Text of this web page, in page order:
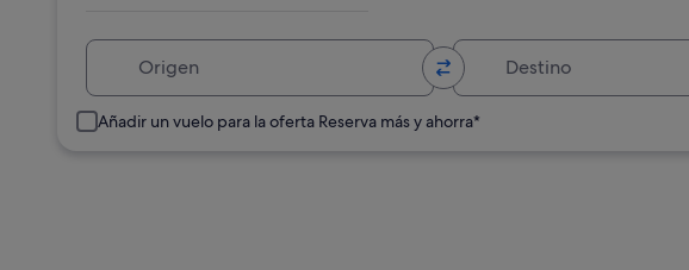
nueva
Añadir un vuelo para la oferta Reserva más y ahorra*